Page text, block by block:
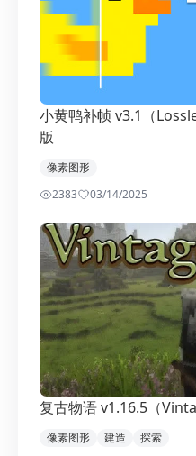
小黄鸭补帧 v3.1（
版
像素图形
2383
03/14/2025
复古物语 v1.16.5（
像素图形 建造
探索